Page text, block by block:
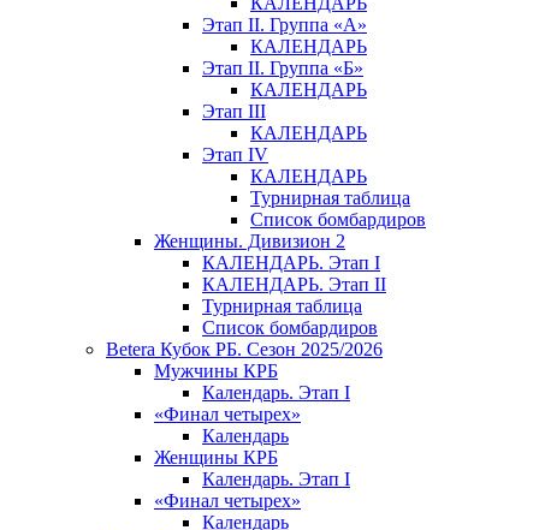
Этап II. Группа «А»
КАЛЕНДАРЬ
Этап II. Группа «Б»
КАЛЕНДАРЬ
Этап III
КАЛЕНДАРЬ
Этап IV
КАЛЕНДАРЬ
Турнирная таблица
Список бомбардиров
Женщины. Дивизион 2
КАЛЕНДАРЬ. Этап I
КАЛЕНДАРЬ. Этап II
Турнирная таблица
Список бомбардиров
Betera Кубок РБ. Сезон 2025/2026
Мужчины КРБ
Календарь. Этап I
«Финал четырех»
Календарь
Женщины КРБ
Календарь. Этап I
«Финал четырех»
Календарь